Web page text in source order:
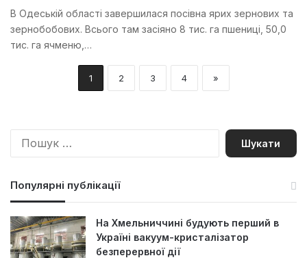
В Одеській області завершилася посівна ярих зернових та
зернобобових. Всього там засіяно 8 тис. га пшениці, 50,0
тис. га ячменю,…
1 2 3 4 »
П
Популярні публікації
На Хмельниччині будують перший в
Україні вакуум-кристалізатор
безперервної дії